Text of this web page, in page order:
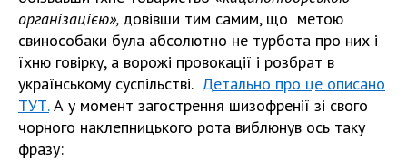
організацією», довівши тим самим, що метою
свинособаки була абсолютно не турбота про них і
їхню говірку, а ворожі провокації і розбрат в
українському суспільстві. Детально про це описано
ТУТ.А у момент загострення шизофренії зі свого
чорного наклепницького рота виблюнув ось таку
фразу: